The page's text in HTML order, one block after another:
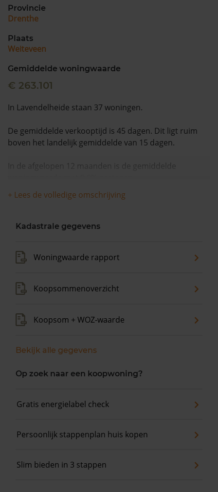
Provincie
Drenthe
Plaats
Weiteveen
Gemiddelde woningwaarde
€ 263.101
In Lavendelheide staan 37 woningen.
De gemiddelde verkooptijd is 45 dagen. Dit ligt ruim
boven het landelijk gemiddelde van 15 dagen.
In de afgelopen 12 maanden is de gemiddelde
+ Lees de volledige omschrijving
Kadastrale gegevens
Woningwaarde rapport
Koopsommenoverzicht
Koopsom + WOZ-waarde
Bekijk alle gegevens
Op zoek naar een koopwoning?
Gratis energielabel check
Persoonlijk stappenplan huis kopen
Slim bieden in 3 stappen